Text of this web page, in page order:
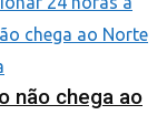
não chega ao